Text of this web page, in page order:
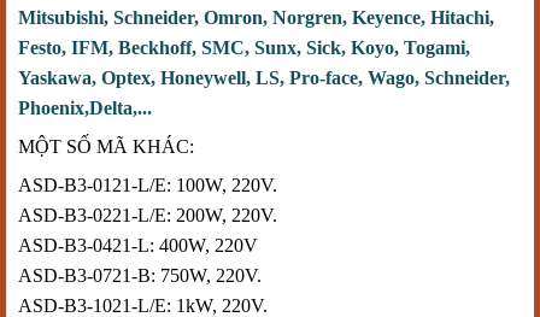
Mitsubishi, Schneider, Omron, Norgren, Keyence, Hitachi,
Festo, IFM, Beckhoff, SMC, Sunx, Sick, Koyo, Togami,
Yaskawa, Optex, Honeywell, LS, Pro-face, Wago, Schneider,
Phoenix,Delta,...
MỘT SỐ MÃ KHÁC:
ASD-B3-0121-L/E: 100W, 220V.
ASD-B3-0221-L/E: 200W, 220V.
ASD-B3-0421-L: 400W, 220V
ASD-B3-0721-B: 750W, 220V.
ASD-B3-1021-L/E: 1kW, 220V.